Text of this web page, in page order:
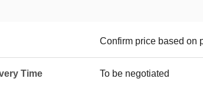
Confirm price based on
Time To be negotiated